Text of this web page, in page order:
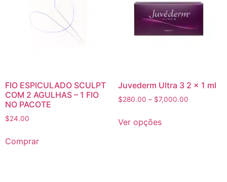
FIO ESPICULADO SCULPT
COM 2 AGULHAS – 1 FIO
NO PACOTE
$24.00
Comprar
Juvederm Ultra 3 2 x 1 ml
$280.00 – $7,000.00
Ver opções